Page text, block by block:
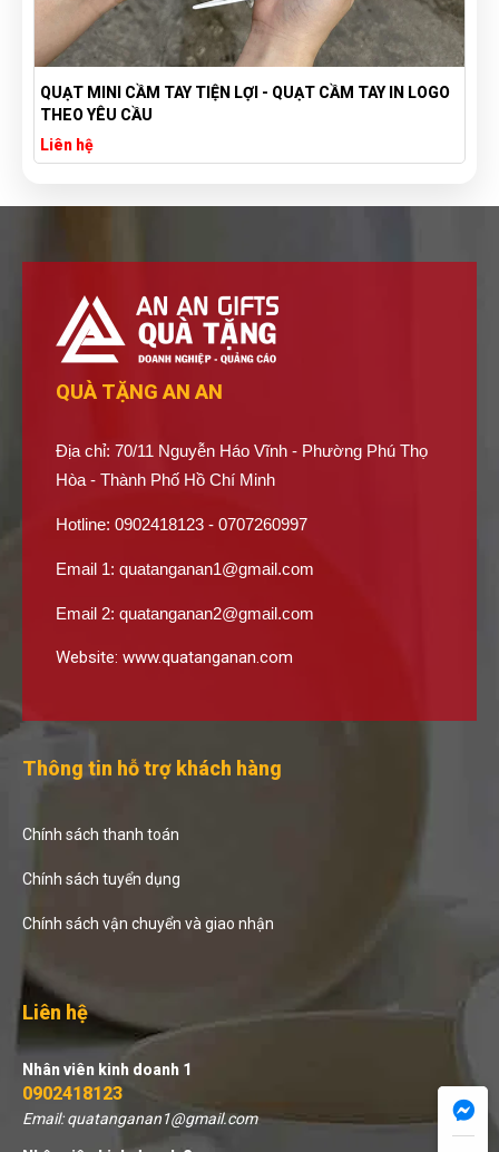
QUẠT MINI CẦM TAY TIỆN LỢI - QUẠT CẦM TAY IN LOGO
THEO YÊU CẦU
Liên hệ
QUÀ TẶNG AN AN
Địa chỉ: 70/11 Nguyễn Háo Vĩnh - Phường Phú Thọ
Hòa - Thành Phố Hồ Chí Minh
Hotline: 0902418123 - 0707260997
Email 1: quatanganan1@gmail.com
Email 2: quatanganan2@gmail.com
Website: www.quatanganan.com
Thông tin hỗ trợ khách hàng
Chính sách thanh toán
Chính sách tuyển dụng
Chính sách vận chuyển và giao nhận
Liên hệ
Nhân viên kinh doanh 1
0902418123
Email: quatanganan1@gmail.com